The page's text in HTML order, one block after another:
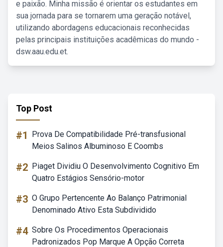
e paixão. Minha missão é orientar os estudantes em
sua jornada para se tornarem uma geração notável,
utilizando abordagens educacionais reconhecidas
pelas principais instituições acadêmicas do mundo -
dsw.aau.edu.et.
Top Post
#1
Prova De Compatibilidade Pré-transfusional
Meios Salinos Albuminoso E Coombs
#2 Piaget Dividiu O Desenvolvimento Cognitivo Em
Quatro Estágios Sensório-motor
#3 O Grupo Pertencente Ao Balanço Patrimonial
Denominado Ativo Esta Subdividido
#4 Sobre Os Procedimentos Operacionais
Padronizados Pop Marque A Opção Correta